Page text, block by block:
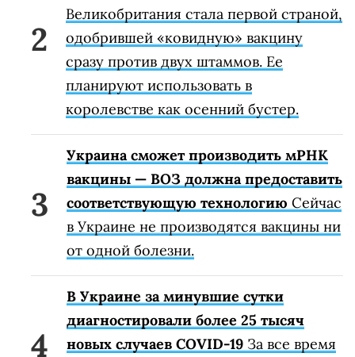
Великобритания стала первой страной,
одобрившей «ковидную» вакцину
сразу против двух штаммов. Ее
планируют использовать в
королевстве как осенний бустер.
Украина сможет производить мРНК
вакцины — ВОЗ должна предоставить
соответствующую технологию Сейчас
в Украине не производятся вакцины ни
от одной болезни.
В Украине за минувшие сутки
диагностировали более 25 тысяч
новых случаев COVID-19 За все время